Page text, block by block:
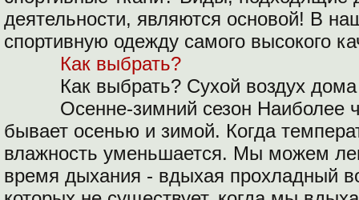
деятельности, являются основой! В
спортивную одежду самого высокого
Как выбрать?
Как выбрать? Сухой воздух
Осенне-зимний сезон Наиболее
бывает осенью и зимой. Когда
влажность уменьшается. Мы можем
время дыхания - вдыхая прохладный